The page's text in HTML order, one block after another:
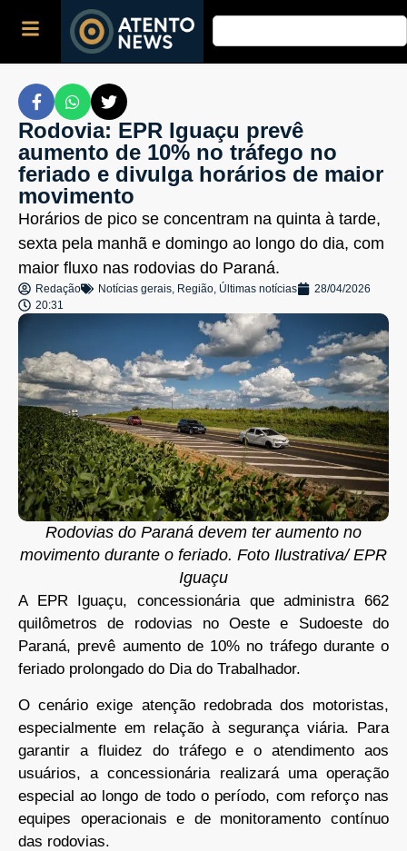
Rodovia: EPR Iguaçu prevê
aumento de 10% no tráfego no
feriado e divulga horários de maior
movimento
Horários de pico se concentram na quinta à tarde,
sexta pela manhã e domingo ao longo do dia, com
maior fluxo nas rodovias do Paraná.
Redação Notícias gerais, Região, Últimas notícias
28/04/2026
20:31
Rodovias do Paraná devem ter aumento no
movimento durante o feriado. Foto Ilustrativa/ EPR
Iguaçu
A EPR Iguaçu, concessionária que administra 662
quilômetros de rodovias no Oeste e Sudoeste do
Paraná, prevê aumento de 10% no tráfego durante o
feriado prolongado do Dia do Trabalhador.
O cenário exige atenção redobrada dos motoristas,
especialmente em relação à segurança viária. Para
garantir a fluidez do tráfego e o atendimento aos
usuários, a concessionária realizará uma operação
especial ao longo de todo o período, com reforço nas
equipes operacionais e de monitoramento contínuo
das rodovias.